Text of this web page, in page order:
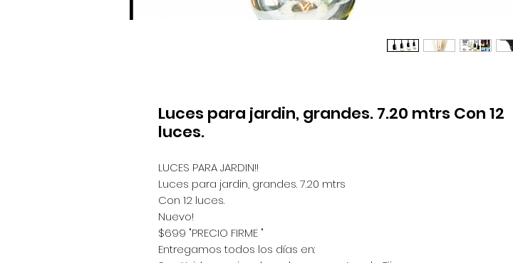
Luces para jardin, grandes. 7.20 mtrs Con 12
luces.
LUCES PARA JARDIN!!
Luces para jardin, grandes. 7.20 mtrs
Con 12 luces.
Nuevo!
$699 "PRECIO FIRME "
Entregamos todos los días en: